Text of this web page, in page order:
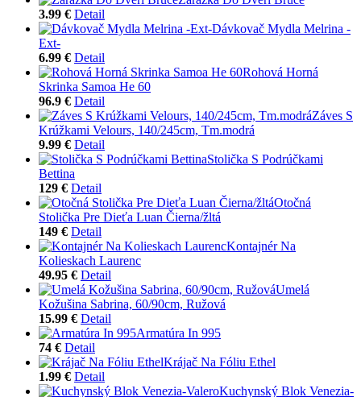
3.99 € Detail
Dávkovač Mydla Melrina -
Ext-
6.99 € Detail
Rohová Horná
Skrinka Samoa He 60
96.9 € Detail
Záves S
Krúžkami Velours, 140/245cm, Tm.modrá
9.99 € Detail
Stolička S Podrúčkami
Bettina
129 € Detail
Otočná
Stolička Pre Dieťa Luan Čierna/žltá
149 € Detail
Kontajnér Na
Kolieskach Laurenc
49.95 € Detail
Umelá
Kožušina Sabrina, 60/90cm, Ružová
15.99 € Detail
Armatúra In 995
74 € Detail
Krájač Na Fóliu Ethel
1.99 € Detail
Kuchynský Blok Venezia-